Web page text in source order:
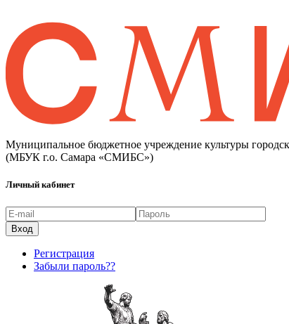
Муниципальное бюджетное учреждение культуры
(МБУК г.о. Самара «СМИБС»)
Личный кабинет
Регистрация
Забыли пароль??